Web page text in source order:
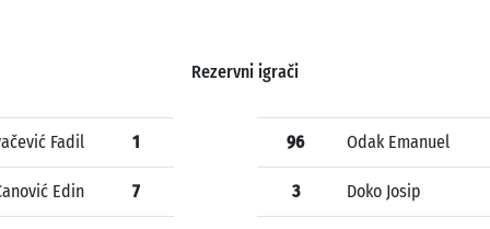
Rezervni igrači
Fadil 1
Edin 7
96 Odak Emanuel
3 Doko Josip